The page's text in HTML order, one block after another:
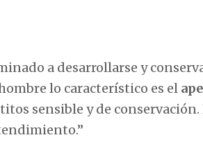
a desarrollarse y
lo característico es el
sensible y de